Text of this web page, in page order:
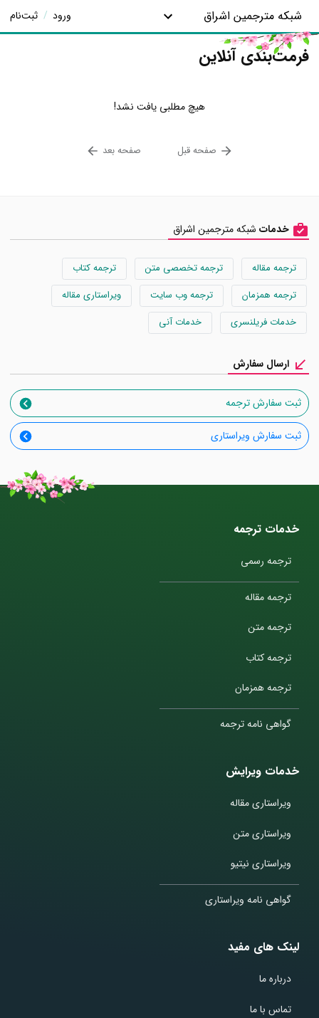
شبکه مترجمین اشراق ورود / ثبت‌نام
فرمت‌بندی آنلاین
هیچ مطلبی یافت نشد!
صفحه قبل صفحه بعد
خدمات شبکه مترجمین اشراق
ترجمه مقاله ترجمه تخصصی متن
ترجمه کتاب
ترجمه همزمان
ترجمه وب سایت
ویراستاری مقاله
خدمات فریلنسری
خدمات آنی
ارسال سفارش
ثبت سفارش ترجمه
ثبت سفارش ویراستاری
خدمات ترجمه
ترجمه رسمی
ترجمه مقاله
ترجمه متن
ترجمه کتاب
ترجمه همزمان
گواهی نامه ترجمه
خدمات ویرایش
ویراستاری مقاله
ویراستاری متن
ویراستاری نیتیو
گواهی نامه ویراستاری
لینک های مفید
درباره ما
تماس با ما